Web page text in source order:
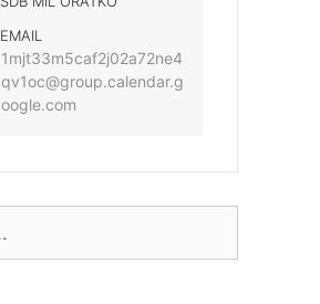
EMAIL
1mjt33m5caf2j02a72ne4
qv1oc@group.calendar.g
oogle.com